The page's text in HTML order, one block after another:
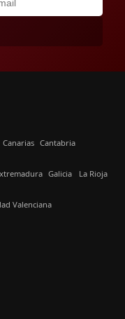
Canarias Cantabria
Galicia La Rioja
Valenciana